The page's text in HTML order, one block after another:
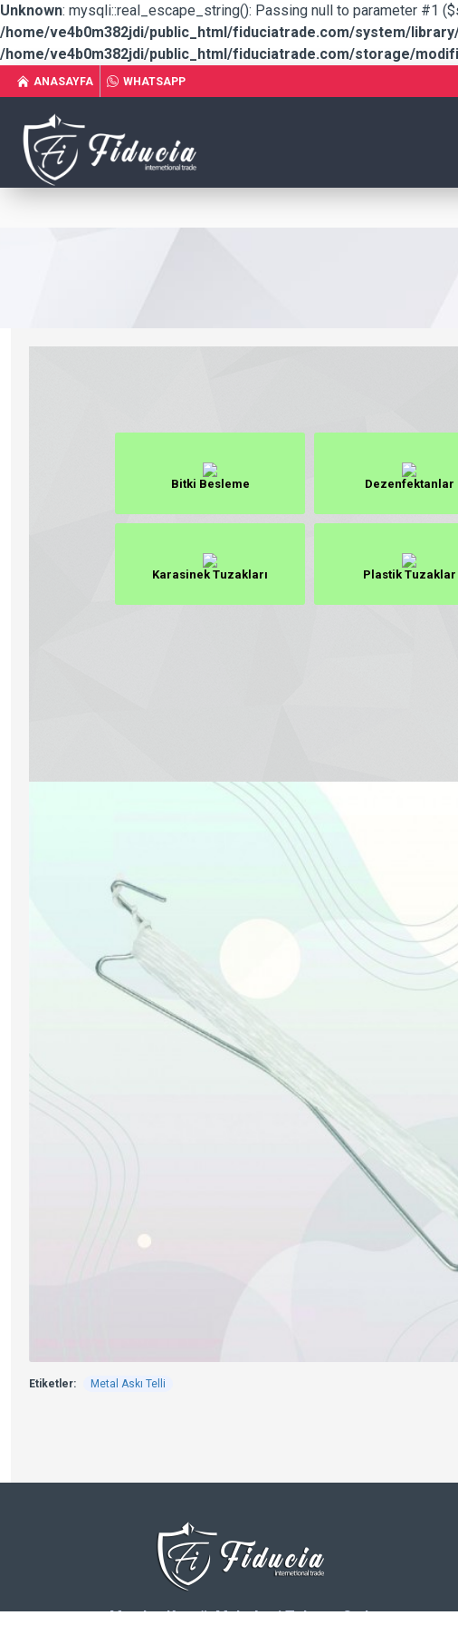
Unknown: mysqli::real_escape_string(): Passing null to parameter #1
/home/ve4b0m382jdi/public_html/fiduciatrade.com/system/
/home/ve4b0m382jdi/public_html/fiduciatrade.com/storage/
ANASAYFA WHATSAPP
Bitki Besleme Dezenfektanlar
Karasinek Tuzakları Plastik Tuzaklar
Etiketler: Metal Askı Telli
Meydan Kavağı Mah. Avni Tolunay Cad.